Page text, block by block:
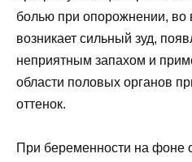
болью при опорожнении, во
возникает сильный зуд,
неприятным запахом и
области половых органов
оттенок.
При беременности на фоне